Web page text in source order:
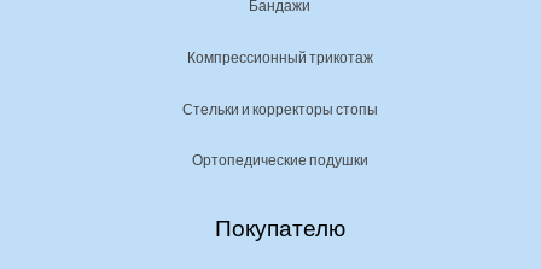
Бандажи
Компрессионный трикотаж
Стельки и корректоры стопы
Ортопедические подушки
Покупателю